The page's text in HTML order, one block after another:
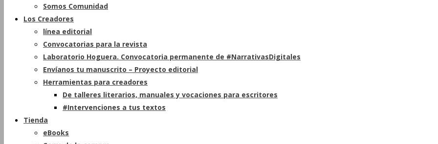
Somos Comunidad
Los Creadores
línea editorial
Convocatorias para la revista
Laboratorio Hoguera. Convocatoria permanente de #NarrativasDigitales
Envíanos tu manuscrito – Proyecto editorial
Herramientas para creadores
De talleres literarios, manuales y vocaciones para escritores
#Intervenciones a tus textos
Tienda
eBooks